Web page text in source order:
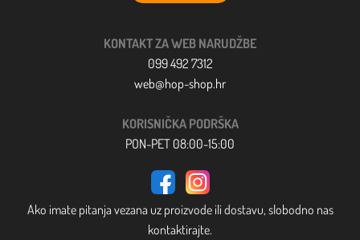
KONTAKT ZA WEB NARUDŽBE
099 492 7312
web@hop-shop.hr
KORISNIČKA PODRŠKA
PON-PET 08:00-15:00
Ako imate pitanja vezana uz proizvode ili dostavu, slobodno nas
kontaktirajte.